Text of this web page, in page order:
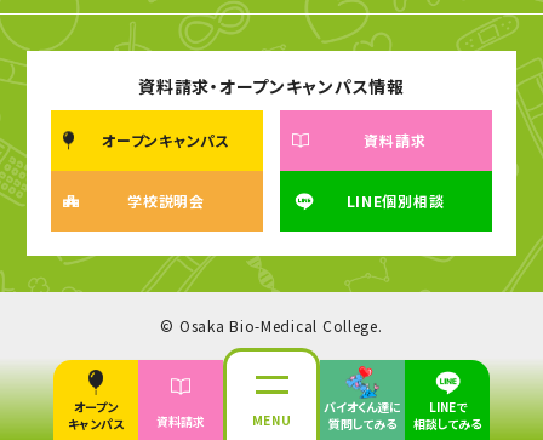
資料請求・オープンキャンパス情報
オープンキャンパス 資料請求
学校説明会 LINE個別相談
© Osaka Bio-Medical College.
オープン
キャンパス
資料請求 MENU
バイオくん達に
質問してみる
LINEで
相談してみる